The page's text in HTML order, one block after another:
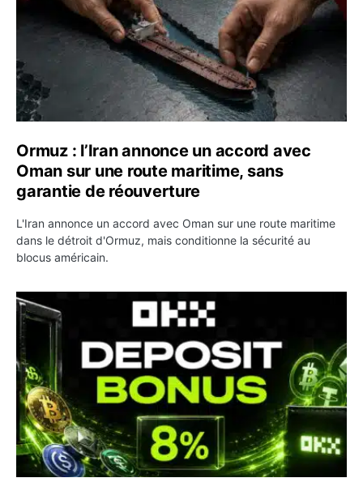
Ormuz : l’Iran annonce un accord avec
Oman sur une route maritime, sans
garantie de réouverture
L'Iran annonce un accord avec Oman sur une route maritime
dans le détroit d'Ormuz, mais conditionne la sécurité au
blocus américain.
OKX relance une campagne Deposit Bonus : jusqu’à 5